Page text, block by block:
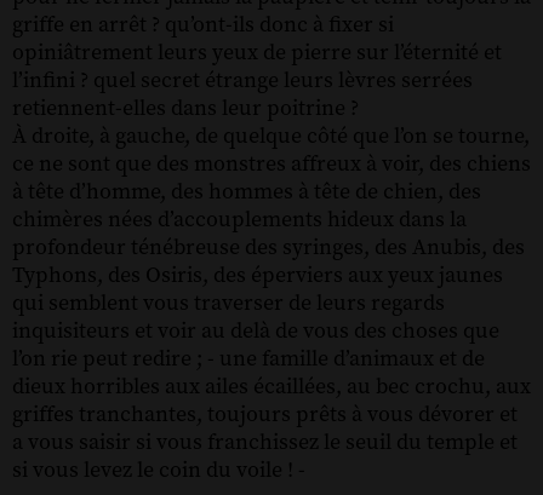
griffe en arrêt ? qu’ont-ils donc à fixer si
opiniâtrement leurs yeux de pierre sur l’éternité et
l’infini ? quel secret étrange leurs lèvres serrées
retiennent-elles dans leur poitrine ?
À droite, à gauche, de quelque côté que l’on se tourne,
ce ne sont que des monstres affreux à voir, des chiens
à tête d’homme, des hommes à tête de chien, des
chimères nées d’accouplements hideux dans la
profondeur ténébreuse des syringes, des Anubis, des
Typhons, des Osiris, des éperviers aux yeux jaunes
qui semblent vous traverser de leurs regards
inquisiteurs et voir au delà de vous des choses que
l’on rie peut redire ; - une famille d’animaux et de
dieux horribles aux ailes écaillées, au bec crochu, aux
griffes tranchantes, toujours prêts à vous dévorer et
a vous saisir si vous franchissez le seuil du temple et
si vous levez le coin du voile ! -